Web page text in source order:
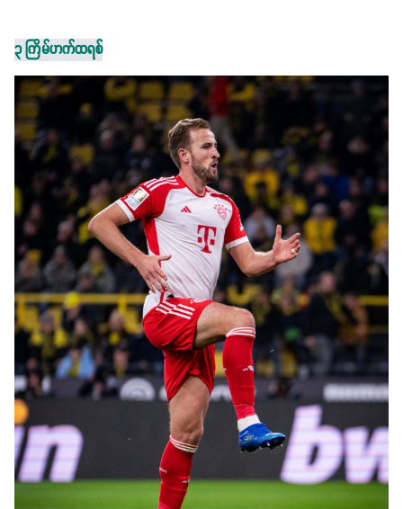
၃ ကြိမ်ဟက်ထရစ်